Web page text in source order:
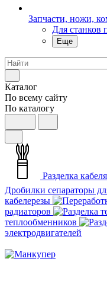
Запчасти, ножи,
Для станков
Еще
Каталог
По всему сайту
По каталогу
Разделка кабеля
Дробилки сепараторы
кабелерезы
радиаторов
теплообменников
электродвигателей